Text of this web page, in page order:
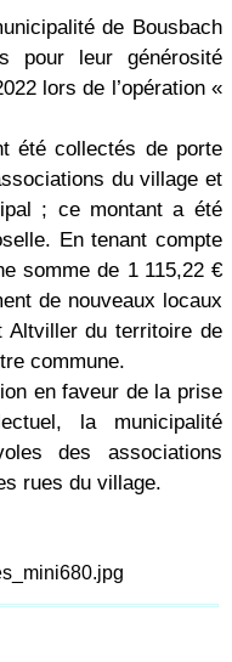
de Bousbach
pour leur générosité
lors de l’opération «
été collectés de porte
du village et
; ce montant a été
En tenant compte
somme de 1 115,22 €
de nouveaux locaux
Altviller du territoire de
commune.
en faveur de la prise
la municipalité
des associations
rues du village.